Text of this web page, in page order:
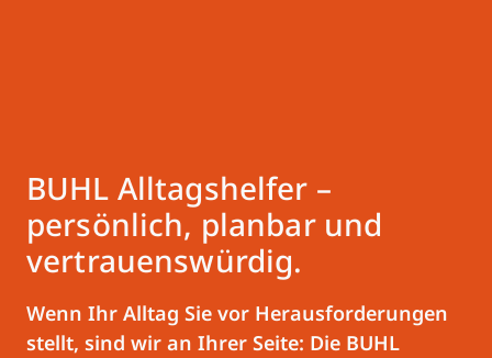
BUHL Alltagshelfer –
persönlich, planbar und
vertrauenswürdig.
Wenn Ihr Alltag Sie vor Herausforderungen
stellt, sind wir an Ihrer Seite: Die BUHL